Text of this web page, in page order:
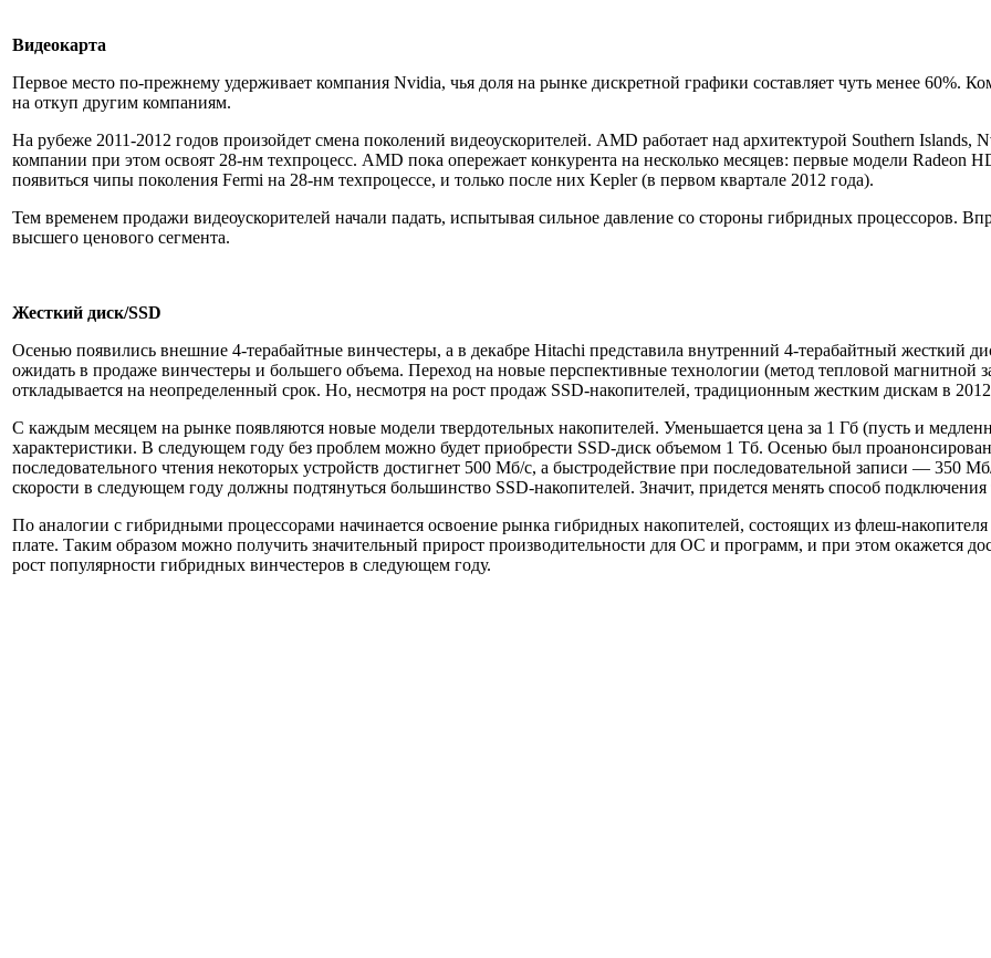
Видеокарта
Первое место по-прежнему удерживает компания Nvidia, чья доля на рынке дискретной графики составляет чуть менее 60%.
на откуп другим компаниям.
На рубеже 2011-2012 годов произойдет смена поколений видеоускорителей. AMD работает над архитектурой Southern Islands,
компании при этом освоят 28-нм техпроцесс. AMD пока опережает конкурента на несколько месяцев: первые модели
появиться чипы поколения Fermi на 28-нм техпроцессе, и только после них Kepler (в первом квартале 2012 года).
Тем временем продажи видеоускорителей начали падать, испытывая сильное давление со стороны гибридных процессоров.
высшего ценового сегмента.
Жесткий диск/SSD
Осенью появились внешние 4-терабайтные винчестеры, а в декабре Hitachi представила внутренний 4-терабайтный жесткий
ожидать в продаже винчестеры и большего объема. Переход на новые перспективные технологии (метод тепловой магнитной
откладывается на неопределенный срок. Но, несмотря на рост продаж SSD-накопителей, традиционным жестким дискам в
С каждым месяцем на рынке появляются новые модели твердотельных накопителей. Уменьшается цена за 1 Гб (пусть и
характеристики. В следующем году без проблем можно будет приобрести SSD-диск объемом 1 Тб. Осенью был
последовательного чтения некоторых устройств достигнет 500 Мб/с, а быстродействие при последовательной записи — 350
скорости в следующем году должны подтянуться большинство SSD-накопителей. Значит, придется менять способ
По аналогии с гибридными процессорами начинается освоение рынка гибридных накопителей, состоящих из флеш-
плате. Таким образом можно получить значительный прирост производительности для ОС и программ, и при этом
рост популярности гибридных винчестеров в следующем году.